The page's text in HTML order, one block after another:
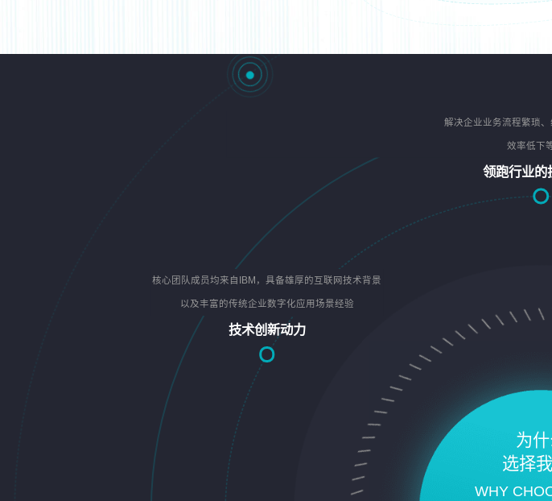
为
选择
WHY
核心团队成员均来自IBM，具备雄厚的互联网技术背景
以及丰富的传统企业数字化应用场景经验
技术创新动力
解决企业业务流程繁琐
效率低下
领跑行业的